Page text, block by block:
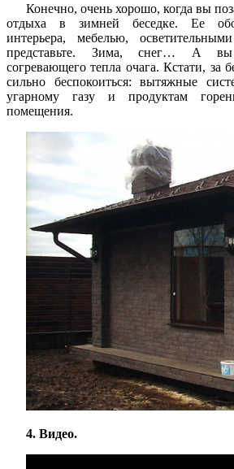
Конечно, очень хорошо, когда вы
отдыха в зимней беседке. Ее
интерьера, мебелью,
представьте. Зима, снег… А вы
согревающего тепла очага. Кстати, за
сильно беспокоиться: вытяжные
угарному газу и продуктам
помещения.
4. Видео.